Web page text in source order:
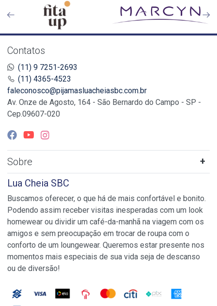
Contatos
(11) 9 7251-2693
(11) 4365-4523
faleconosco@pijamasluacheiasbc.com.br
Av. Onze de Agosto, 164 - São Bernardo do Campo - SP -
Cep.09607-020
Sobre
Lua Cheia SBC
Buscamos oferecer, o que há de mais confortável e bonito.
Podendo assim receber visitas inesperadas com um look
homewear ou dividir um café-da-manhã na viagem com os
amigos e sem preocupação em trocar de roupa com o
conforto de um loungewear. Queremos estar presente nos
momentos mais especiais de sua vida seja de descanso
ou de diversão!